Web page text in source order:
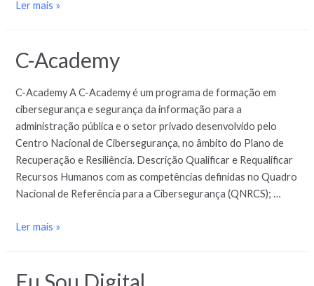
Ler mais »
C-Academy
C-Academy A C-Academy é um programa de formação em
cibersegurança e segurança da informação para a
administração pública e o setor privado desenvolvido pelo
Centro Nacional de Cibersegurança, no âmbito do Plano de
Recuperação e Resiliência. Descrição Qualificar e Requalificar
Recursos Humanos com as competências definidas no Quadro
Nacional de Referência para a Cibersegurança (QNRCS); …
Ler mais »
Eu Sou Digital